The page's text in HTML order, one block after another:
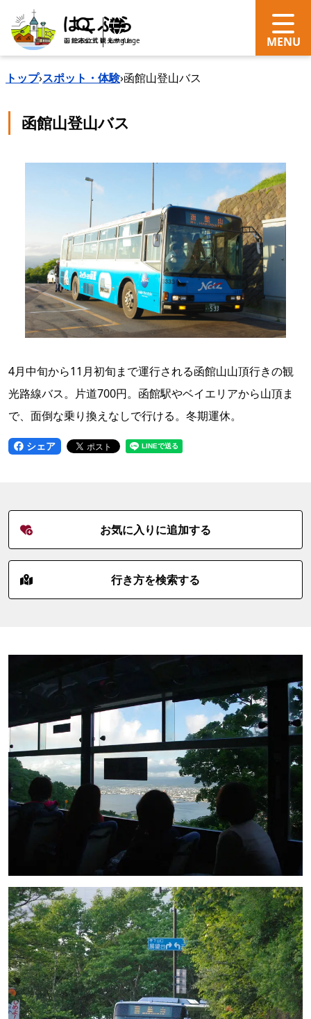
search Language
トップ›スポット・体験›函館山登山バス
函館山登山バス
4月中旬から11月初旬まで運行される函館山山頂行きの観
光路線バス。片道700円。函館駅やベイエリアから山頂ま
で、面倒な乗り換えなしで行ける。冬期運休。
シェア
お気に入りに追加する
行き方を検索する